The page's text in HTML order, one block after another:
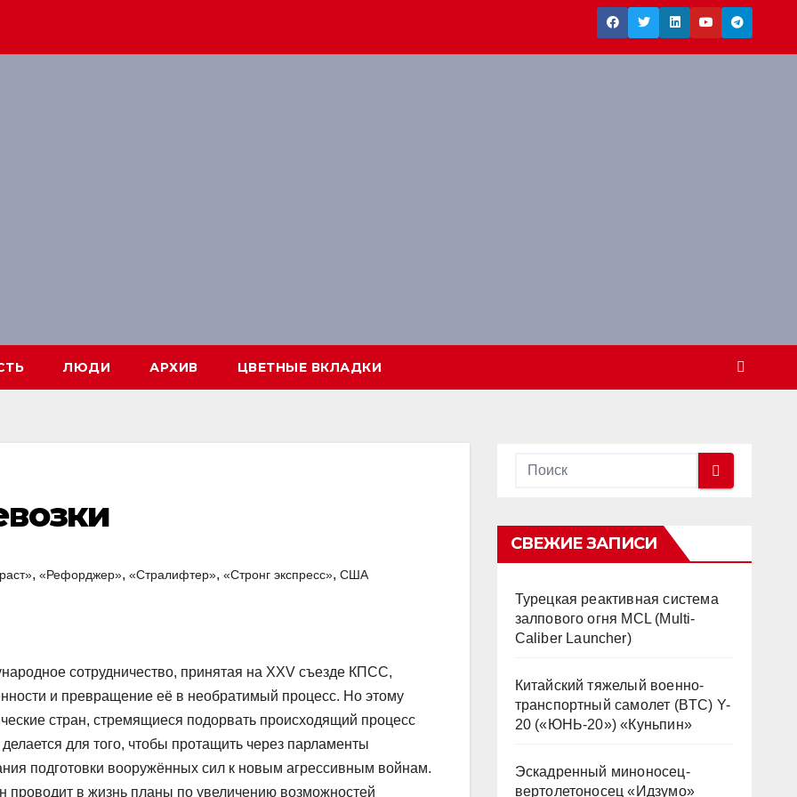
ЛЮДИ АРХИВ ЦВЕТНЫЕ ВКЛАДКИ
, «Рефорджер», «Стралифтер», «Стронг экспресс», США
сотрудничество, принятая на XXV съезде КПСС,
и превращение её в необратимый процесс. Но этому
стран, стремящиеся подорвать происходящий процесс
для того, чтобы протащить через парламенты
подготовки вооружённых сил к новым агрессивным войнам.
проводит в жизнь планы по увеличению возможностей
СВЕЖИЕ ЗАПИСИ
Турецкая реактивная система
залпового огня MCL (Multi-
Caliber Launcher)
Китайский тяжелый военно-
транспортный самолет (BTC) Y-
20 («ЮНЬ-20») «Куньпин»
Эскадренный миноносец-
вертолетоносец «Идзумо»